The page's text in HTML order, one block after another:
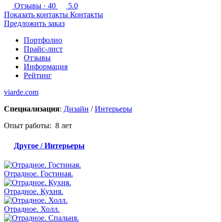
Отзывы · 40
5.0
Показать контакты Контакты
Предложить заказ
Портфолио
Прайс-лист
Отзывы
Информация
Рейтинг
viarde.com
Специализация: Дизайн /Интерьеры
Опыт работы: 8 лет
Другое / Интерьеры
Отрадное. Гостиная.
Отрадное. Кухня.
Отрадное. Холл.